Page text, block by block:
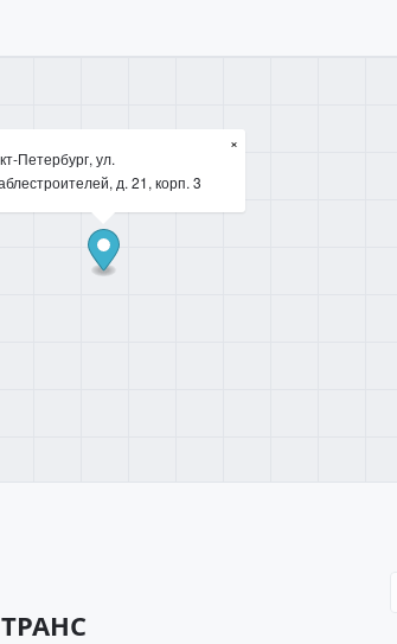
Петербург, ул.
д. 21, корп. 3
×